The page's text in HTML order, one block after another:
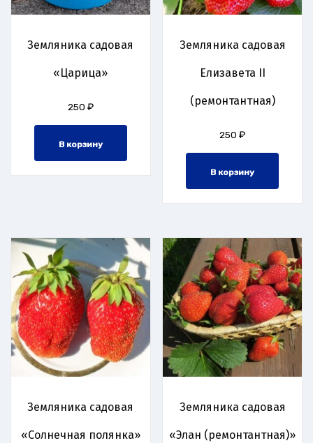
Земляника садовая
«Царица»
250 ₽
В корзину
Земляника садовая
Елизавета II
(ремонтантная)
250₽
В корзину
Земляника садовая
«Солнечная полянка»
Земляника садовая
«Элан (ремонтантная)»